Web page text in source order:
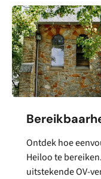
Ontdek hoe
Heiloo te
uitstekende OV-